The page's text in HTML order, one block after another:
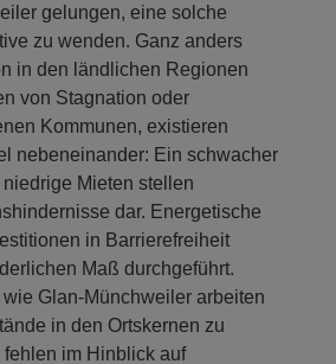
gelungen, eine solche
zu wenden. Ganz anders
in den ländlichen Regionen
von Stagnation oder
Kommunen, existieren
nebeneinander: Ein schwacher
Mieten stellen
dar. Energetische
in Barrierefreiheit
Maß durchgeführt.
Glan-Münchweiler arbeiten
in den Ortskernen zu
im Hinblick auf